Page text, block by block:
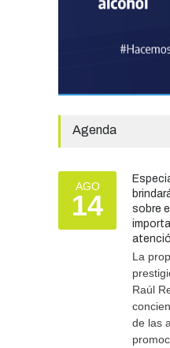
La
Agenda
AGO
14
sobre
La
Raúl
de las